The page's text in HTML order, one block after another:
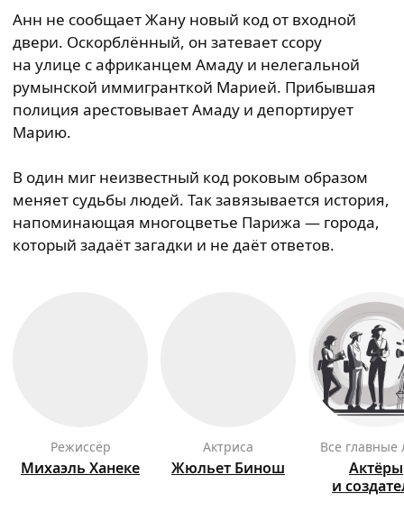
Анн не сообщает Жану новый код от входной
двери. Оскорблённый, он затевает ссору
на улице с африканцем Амаду и нелегальной
румынской иммигранткой Марией. Прибывшая
полиция арестовывает Амаду и депортирует
Марию.
В один миг неизвестный код роковым образом
меняет судьбы людей. Так завязывается история,
напоминающая многоцветье Парижа — города,
который задаёт загадки и не даёт ответов.
режиссёр
Михаэль Ханеке
актриса
Жюльет Бинош
Все
Актёры
и